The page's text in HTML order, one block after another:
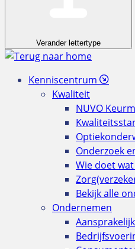
Verander lettertype
Kenniscentrum
Kwaliteit
NUVO
Onderzoek
Wie doet
Bekijk alle
Ondernemen